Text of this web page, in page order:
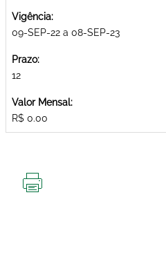
Vigência:
09-SEP-22 a 08-SEP-23
Prazo:
12
Valor Mensal:
R$ 0.00